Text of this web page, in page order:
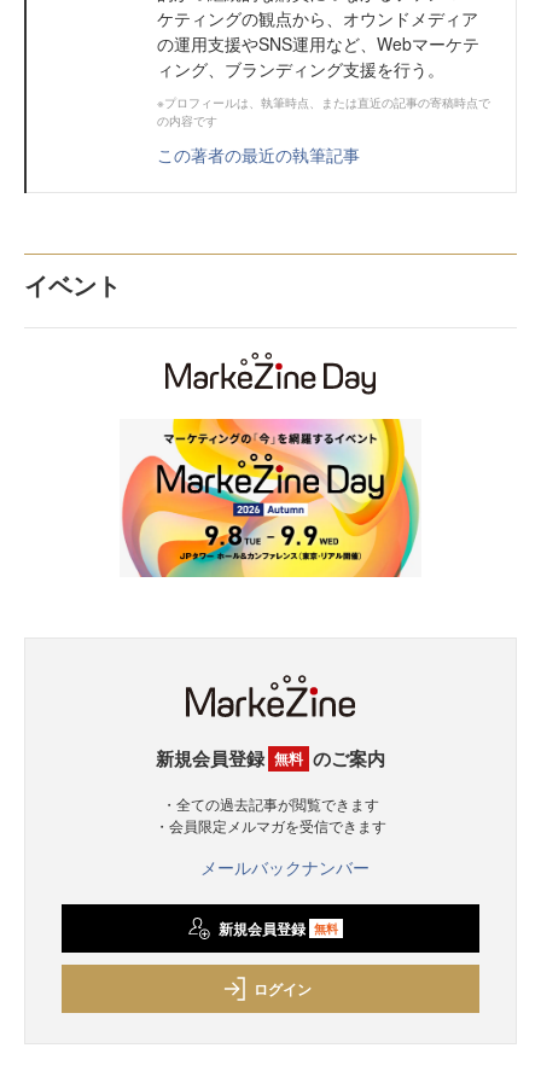
ケティングの観点から、オウンドメディア
の運用支援やSNS運用など、Webマーケテ
ィング、ブランディング支援を行う。
※プロフィールは、執筆時点、または直近の記事の寄稿時点で
の内容です
この著者の最近の執筆記事
イベント
新規会員登録 無料 のご案内
・全ての過去記事が閲覧できます
・会員限定メルマガを受信できます
メールバックナンバー
新規会員登録 無料
ログイン